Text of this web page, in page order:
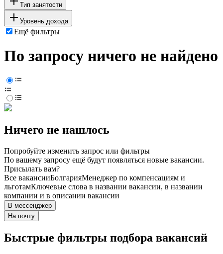
Тип занятости
Уровень дохода
Ещё фильтры
По запросу ничего не найдено
Ничего не нашлось
Попробуйте изменить запрос или фильтры
По вашему запросу ещё будут появляться новые вакансии.
Присылать вам?
Все вакансииБолгарияМенеджер по компенсациям и
льготамКлючевые слова в названии вакансии, в названии
компании и в описании вакансии
В мессенджер
На почту
Быстрые фильтры подбора вакансий